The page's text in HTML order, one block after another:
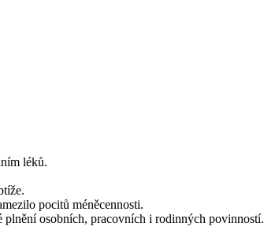
léků.
pocitů méněcennosti.
plnění osobních, pracovních i rodinných povinností.